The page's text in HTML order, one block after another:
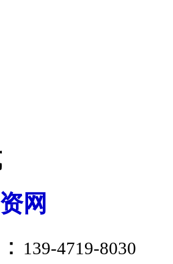
网
139-4719-8030